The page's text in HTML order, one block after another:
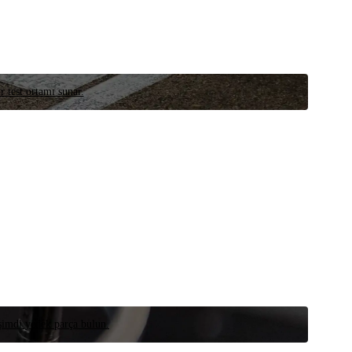
test ortamı sunar.
yedek parça bulun.